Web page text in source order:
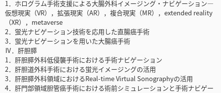
1．ホログラム手術支援による大腸外科イメージング・ナビゲーション―
仮想現実（VR），拡張現実（AR），複合現実（MR），extended reality
（XR），metaverse
2．蛍光ナビゲーション技術を応用した直腸癌手術
3．蛍光ナビゲーションを用いた大腸癌手術
Ⅳ．肝胆膵
1．肝胆膵外科低侵襲手術における手術ナビゲーション
2．肝胆道外科手術における蛍光イメージングの活用
3．肝胆膵外科領域におけるReal-time Virtual Sonographyの活用
4．肝門部領域胆管癌手術における術前シミュレーションと手術ナビゲー